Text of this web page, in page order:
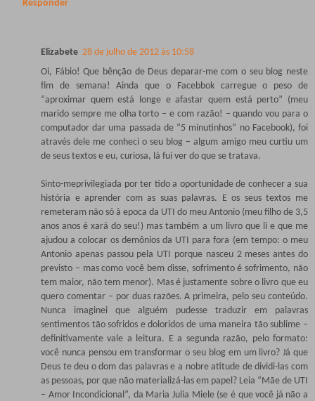
Responder
Elizabete 28 de julho de 2012 às 10:58
Oi, Fábio! Que bênção de Deus deparar-me com o seu blog neste
fim de semana! Ainda que o Facebbok carregue o peso de
“aproximar quem está longe e afastar quem está perto” (meu
marido sempre me olha torto – e com razão! – quando vou para o
computador dar uma passada de “5 minutinhos” no Facebook), foi
através dele me conheci o seu blog – algum amigo meu curtiu um
de seus textos e eu, curiosa, lá fui ver do que se tratava.
Sinto-meprivilegiada por ter tido a oportunidade de conhecer a sua
história e aprender com as suas palavras. E os seus textos me
remeteram não só à epoca da UTI do meu Antonio (meu filho de 3,5
anos anos é xará do seu!) mas também a um livro que li e que me
ajudou a colocar os demônios da UTI para fora (em tempo: o meu
Antonio apenas passou pela UTI porque nasceu 2 meses antes do
previsto – mas como você bem disse, sofrimento é sofrimento, não
tem maior, não tem menor). Mas é justamente sobre o livro que eu
quero comentar – por duas razões. A primeira, pelo seu conteúdo.
Nunca imaginei que alguém pudesse traduzir em palavras
sentimentos tão sofridos e doloridos de uma maneira tão sublime –
definitivamente vale a leitura. E a segunda razão, pelo formato:
você nunca pensou em transformar o seu blog em um livro? Já que
Deus te deu o dom das palavras e a nobre atitude de dividi-las com
as pessoas, por que não materializá-las em papel? Leia “Mãe de UTI
– Amor Incondicional”, da Maria Julia Miele (se é que você já não a